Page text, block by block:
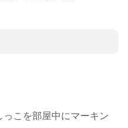
こを部屋中にマーキン